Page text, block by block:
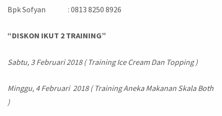
Bpk Sofyan : 0813 8250 8926
“DISKON IKUT 2 TRAINING”
Sabtu, 3 Februari 2018 ( Training Ice Cream Dan Topping )
Minggu, 4 Februari 2018 ( Training Aneka Makanan Skala Both
)